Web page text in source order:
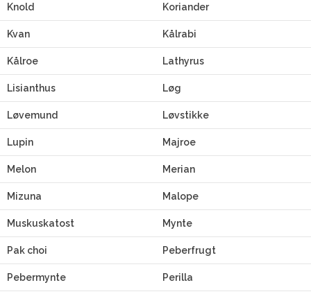
Knold Koriander
Kvan Kålrabi
Kålroe Lathyrus
Lisianthus Løg
Løvemund Løvstikke
Lupin Majroe
Melon Merian
Mizuna Malope
Muskuskatost Mynte
Pak choi Peberfrugt
Pebermynte Perilla